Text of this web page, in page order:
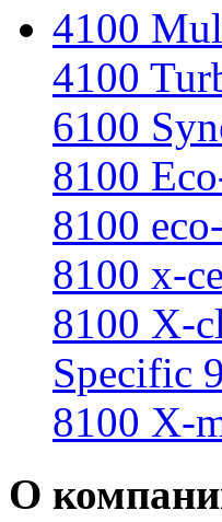
4100
4100
6100
8100
8100
8100 x-
8100 X-
Specific
8100 X-
О